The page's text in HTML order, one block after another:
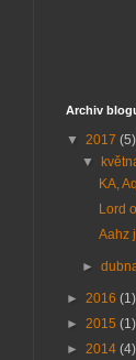
Archiv
▼ 2017 (5)
▼
KA,
Lord
Aahz
►
► 2016 (1)
► 2015 (1)
► 2014 (4)